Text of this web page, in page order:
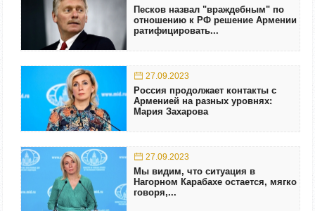
Песков назвал "враждебным" по
отношению к РФ решение Армении
ратифицировать...
27.09.2023
Россия продолжает контакты с
Арменией на разных уровнях:
Мария Захарова
27.09.2023
Мы видим, что ситуация в
Нагорном Карабахе остается, мягко
говоря,...